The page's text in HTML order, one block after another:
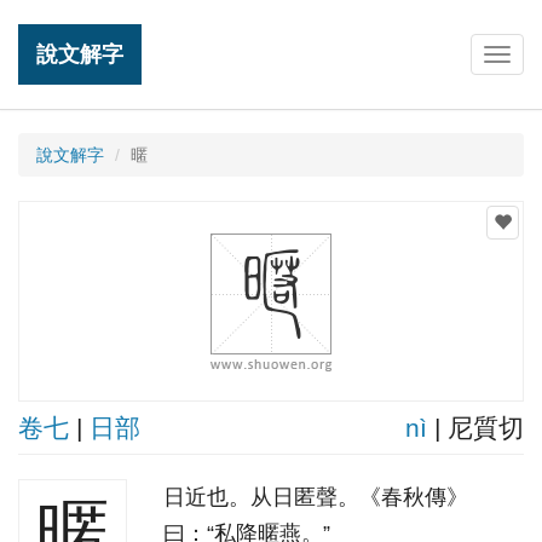
說文解字
說文解字 暱
卷七 | 日部 nì | 尼質切
日近也。从日匿聲。《春秋傳》
曰：“私降暱燕。”